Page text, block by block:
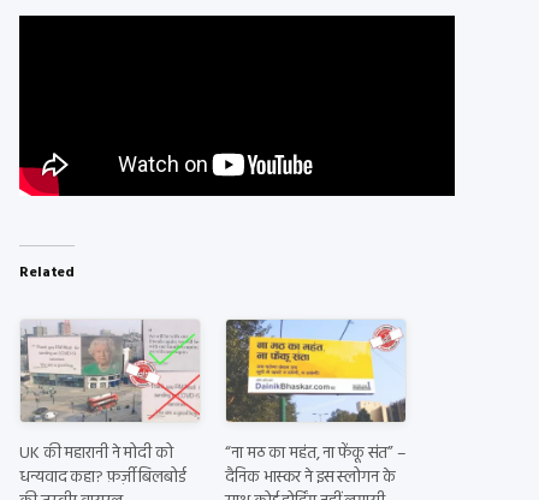
Related
UK की महारानी ने मोदी को
धन्यवाद कहा? फ़र्ज़ी बिलबोर्ड
“ना मठ का महंत, ना फेंकू संत” –
दैनिक भास्कर ने इस स्लोगन के